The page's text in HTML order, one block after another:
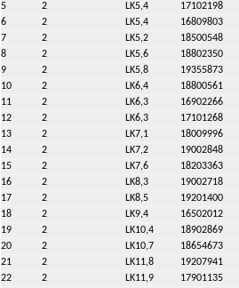
5
2 LK5,4
17102198
6
2 LK5,4
16809803
7
2 LK5,2
18500548
8
2 LK5,6
18802350
9
2 LK5,8
19355873
10
2 LK6,4
18800561
11
2 LK6,3
16902266
12
2 LK6,3
17101268
13
2 LK7,1
18009996
14
2 LK7,2
19002848
15
2 LK7,6
18203363
16
2 LK8,3
19002718
17
2 LK8,5
19201400
18
2 LK9,4
16502012
19
2 LK10,4
18902869
20
2 LK10,7
18654673
21
2 LK11,8
19207941
22
2 LK11,9
17901135